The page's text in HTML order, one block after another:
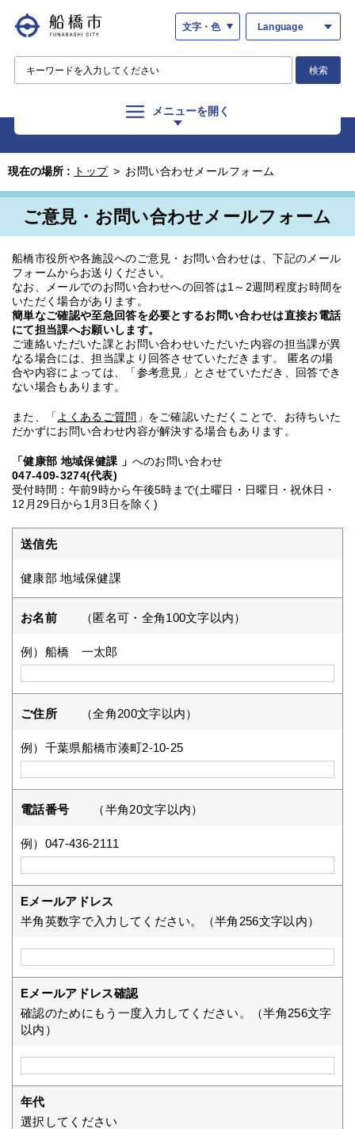
文字・色 Language
検索
メニューを開く
現在の場所 : トップ > お問い合わせメールフォーム
ご意見・お問い合わせメールフォーム
船橋市役所や各施設へのご意見・お問い合わせは、下記のメール
フォームからお送りください。
なお、メールでのお問い合わせへの回答は1～2週間程度お時間を
いただく場合があります。
簡単なご確認や至急回答を必要とするお問い合わせは直接お電話
にて担当課へお願いします。
ご連絡いただいた課とお問い合わせいただいた内容の担当課が異
なる場合には、担当課より回答させていただきます。 匿名の場
合や内容によっては、「参考意見」とさせていただき、回答でき
ない場合もあります。
また、「 よくあるご質問 」をご確認いただくことで、お待ちいた
だかずにお問い合わせ内容が解決する場合もあります。
「健康部 地域保健課 」 へのお問い合わせ
047-409-3274(代表)
受付時間：午前9時から午後5時まで(土曜日・日曜日・祝休日・
12月29日から1月3日を除く)
送信先
健康部 地域保健課
お名前 （匿名可・全角100文字以内）
例）船橋 一太郎
ご住所 （全角200文字以内）
例）千葉県船橋市湊町2-10-25
電話番号 （半角20文字以内）
例）047-436-2111
Eメールアドレス
半角英数字で入力してください。（半角256文字以内）
Eメールアドレス確認
確認のためにもう一度入力してください。（半角256文字
以内）
年代
選択してください